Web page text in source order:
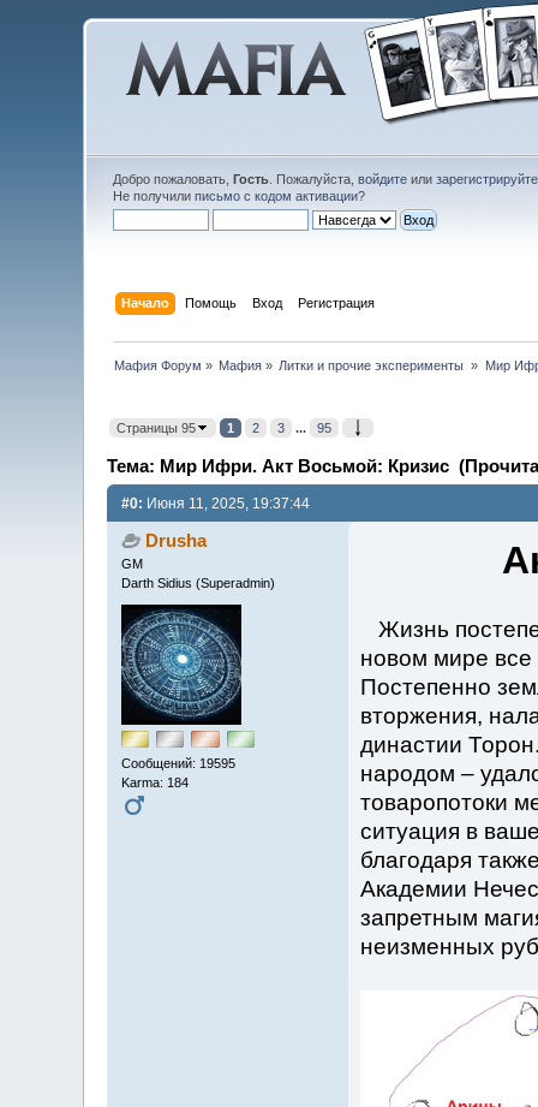
Добро пожаловать, Гость. Пожалуйста, войдитеили
Не получили письмо с кодом активации?
Начало Помощь Вход Регистрация
Мафия Форум » Мафия » Литки и прочие эксперименты » Мир
Страницы 95 1 2 3 ... 95
Тема: Мир Ифри. Акт Восьмой: Кризис
#0: Июня 11, 2025, 19:37:44
Drusha
GM
Darth Sidius (Superadmin)
Сообщений: 19595
Karma: 184
Жизнь
новом мире
Постепенно
вторжения,
династии
народом –
товаропотоки
ситуация в
благодаря
Академии
запретным
неизменных